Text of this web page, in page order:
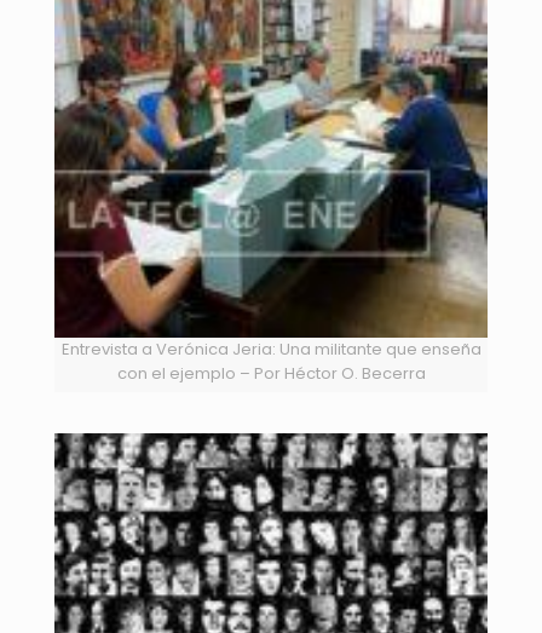
Entrevista a Verónica Jeria: Una militante que enseña
con el ejemplo – Por Héctor O. Becerra